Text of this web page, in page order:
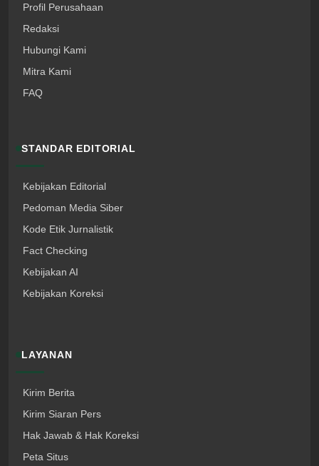
Profil Perusahaan
Redaksi
Hubungi Kami
Mitra Kami
FAQ
STANDAR EDITORIAL
Kebijakan Editorial
Pedoman Media Siber
Kode Etik Jurnalistik
Fact Checking
Kebijakan AI
Kebijakan Koreksi
LAYANAN
Kirim Berita
Kirim Siaran Pers
Hak Jawab & Hak Koreksi
Peta Situs